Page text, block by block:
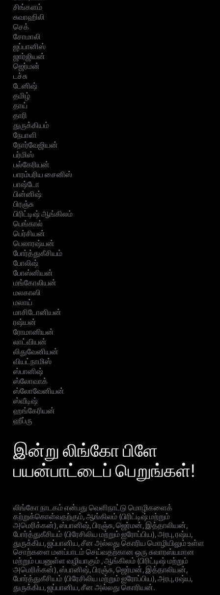
சிங்களம்
சுவாஹிலி
செக்
சோமாலி
ஜப்பானிஸ்
ஜார்ஜியன்
ஜெர்மன்
டச்சு
டேனிஷ்
தமிழ்
தாய்
தாரி
துருக்கியம்
நேபாளி
நோர்வேஜியன்
பர்மிஸ்
பல்கேரியன்
பாரம்பரிய சைனிஸ்
பாஷ்டோ
பின்னிஷ்
பிரஞ்சு
பிரிட்டிஷ் ஆங்கிலம்
பெங்கால்
பெர்சியன்
பெலாரஷ்யன்
போர்த்துகீசியம்
போலிஷ்
போஸ்னியன்
மங்கோலியன்
மலகாஸி
மலாய்
மாசிடோனியன்
ரஷ்யன்
ரோமானியன்
லாட்வியன்
லிதுவேனியன்
வியட்நாமிஸ்
ஸ்பானிஷ்
ஸ்லோவாக்
ஸ்லோவேனியன்
ஸ்வீடிஷ்
ஹங்கேரியன்
ஹீப்ரு
இன்று லிங்கோ பிளே
பயன்பாட்டைப் பெறுங்கள்!
லிங்கோ நாடகம் என்பது வெளிநாட்டு மொழிகளைக்
கற்றுக்கொள்வதற்கும், ஆங்கிலம் (பிரிட்டிஷ் மற்றும்
அமெரிக்கன்), ஸ்பானிஷ், பிரஞ்சு, ஜெர்மன், இத்தாலியன்,
போர்த்துகீசியம் (பிரேசிலிய மற்றும் ஐரோப்பிய), அரபு, ரஷ்ய,
துருக்கிய, ஜப்பானிய, சீன அல்லது கொரிய மொழியிலும் உள்ள
சொற்களை மனப்பாடம் செய்வதற்கான ஒரு சுவாரஸ்யமான
மற்றும் பயனுள்ள வழியாகும் , ஆங்கிலம் (பிரிட்டிஷ் மற்றும்
அமெரிக்கன்), ஸ்பானிஷ், பிரஞ்சு, ஜெர்மன், இத்தாலியன்,
போர்த்துகீசியம் (பிரேசிலிய மற்றும் ஐரோப்பிய), அரபு, ரஷ்ய,
துருக்கிய, ஜப்பானிய, சீன அல்லது கொரியன்.